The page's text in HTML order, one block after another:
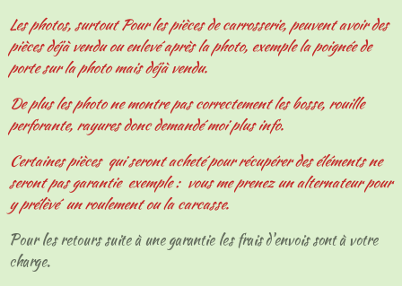
Les photos, surtout Pour les pièces de carrosserie, peuvent avoir des
pièces déjà vendu ou enlevé après la photo, exemple la poignée de
porte sur la photo mais déjà vendu.
De plus les photo ne montre pas correctement les bosse, rouille
perforante, rayures donc demandé moi plus info.
Certaines pièces qui seront acheté pour récupérer des éléments ne
seront pas garantie exemple : vous me prenez un alternateur pour
y prélèvé un roulement ou la carcasse.
Pour les retours suite à une garantie les frais d'envois sont à votre
charge.